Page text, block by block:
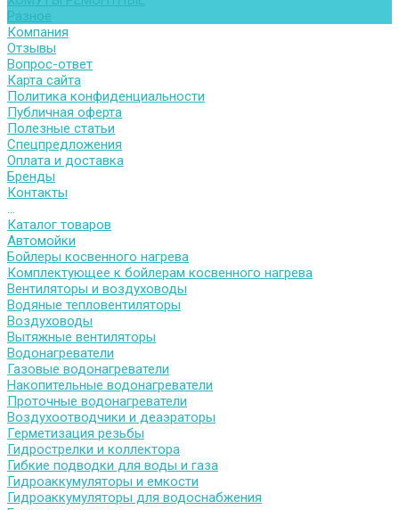
Разное
Компания
Отзывы
Вопрос-ответ
Карта сайта
Политика конфиденциальности
Публичная оферта
Полезные статьи
Спецпредложения
Оплата и доставка
Бренды
Контакты
...
Каталог товаров
Автомойки
Бойлеры косвенного нагрева
Комплектующее к бойлерам косвенного нагрева
Вентиляторы и воздуховоды
Водяные тепловентиляторы
Воздуховоды
Вытяжные вентиляторы
Водонагреватели
Газовые водонагреватели
Накопительные водонагреватели
Проточные водонагреватели
Воздухоотводчики и деаэраторы
Герметизация резьбы
Гидрострелки и коллектора
Гибкие подводки для воды и газа
Гидроаккумуляторы и емкости
Гидроаккумуляторы для водоснабжения